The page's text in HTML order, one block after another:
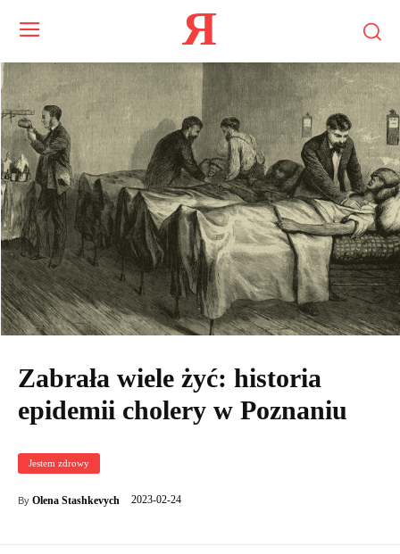
Я
Zabrała wiele żyć: historia
epidemii cholery w Poznaniu
Jestem zdrowy
By Olena Stashkevych 2023-02-24